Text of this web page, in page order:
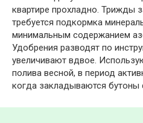
квартире прохладно. Трижды
требуется подкормка
минимальным содержанием
Удобрения разводят по
увеличивают вдвое.
полива весной, в период
когда закладываются бутоны